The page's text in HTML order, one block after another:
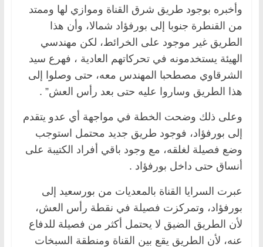
وأخبره بوجود طريق شرق القناة وموازي لها وممتد
من القنطرة جنوبا إلى بورفؤاد شمالا، وأن هذا
الطريق غير موجود على الخرائط، لكن مهندسي
الهيئة يستخدمونه في تحركاتهم العادية ، فهرع سيد
الشرقاوي مصطحبا المهندس معه، حتى وصلوا إلى
هذا الطريق وساروا عليه حتى بعد رأس العش” .
وعلى ذلك وضحت الخطة في مواجهة أي عدو يتقدم
إلى بورفؤاد، فوجود طريق جديد محتمل استوجب
وضع فصيلة لغلقه، مع وجود باقي أفراد الكتيبة على
أنساق حتى داخل بورفؤاد .
عبرت السرايا القناة بالمعديات من بورسعيد إلى
بورفؤاد، وتمركزت فصيلة في نقطة رأس العش،
لأن الطريق الضيق لا يحتمل أكثر من فصيلة للدفاع
عنه، لأن الطريق يقع بين القناة ومنطقة السبخات